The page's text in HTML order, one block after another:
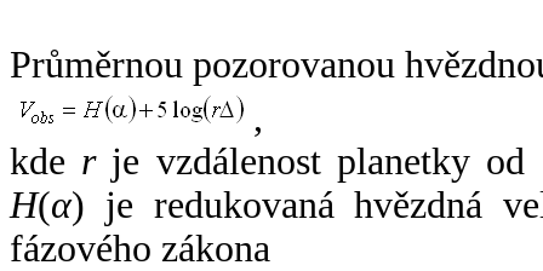
Průměrnou pozorovanou
,
kde rje vzdálenost planetky od
H(α) je redukovaná hvězdná
fázového zákona